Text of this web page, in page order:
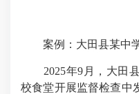
案例：大田县某中
2025年9 月，大田
校食堂开展监督检查中